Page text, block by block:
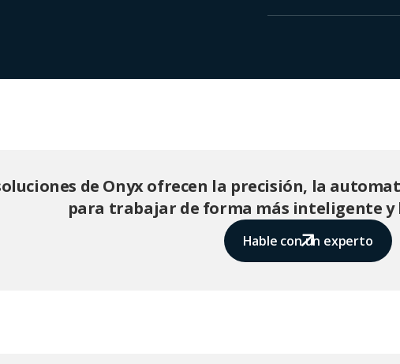
de Onyx ofrecen la precisión, la
para trabajar de forma más inteligente y
Hable con un experto